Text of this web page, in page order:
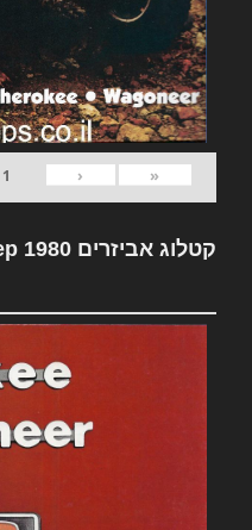
«
‹
1
קטלוג אביזרים Jeep 1980